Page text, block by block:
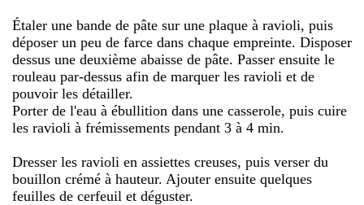
Étaler une bande de pâte sur une plaque à ravioli, puis
déposer un peu de farce dans chaque empreinte. Disposer
dessus une deuxième abaisse de pâte. Passer ensuite le
rouleau par-dessus afin de marquer les ravioli et de
pouvoir les détailler.
Porter de l'eau à ébullition dans une casserole, puis cuire
les ravioli à frémissements pendant 3 à 4 min.
Dresser les ravioli en assiettes creuses, puis verser du
bouillon crémé à hauteur. Ajouter ensuite quelques
feuilles de cerfeuil et déguster.